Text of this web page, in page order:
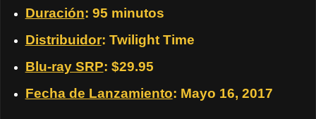
Duración: 95 minutos
Distribuidor: Twilight Time
Blu-ray SRP: $29.95
Fecha de Lanzamiento: Mayo 16, 2017